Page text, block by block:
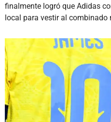
finalmente logró que Adidas
local para vestir al combinado